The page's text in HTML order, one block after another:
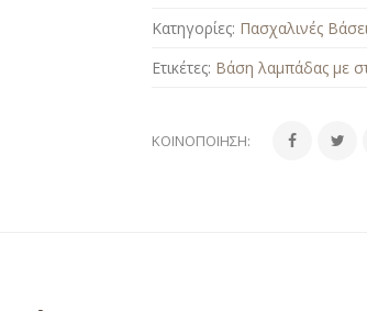
Κατηγορίες: Πασχαλινές
Ετικέτες: Βάση λαμπάδας με
ΚΟΙΝΟΠΟΊΗΣΗ: